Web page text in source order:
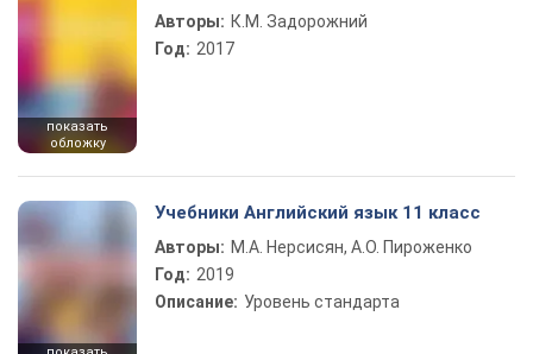
показать
обложку
Авторы: К.М. Задорожний
Год: 2017
Учебники Английский язык 11 класс
Авторы: М.А. Нерсисян, А.О. Пироженко
Год: 2019
Описание: Уровень стандарта